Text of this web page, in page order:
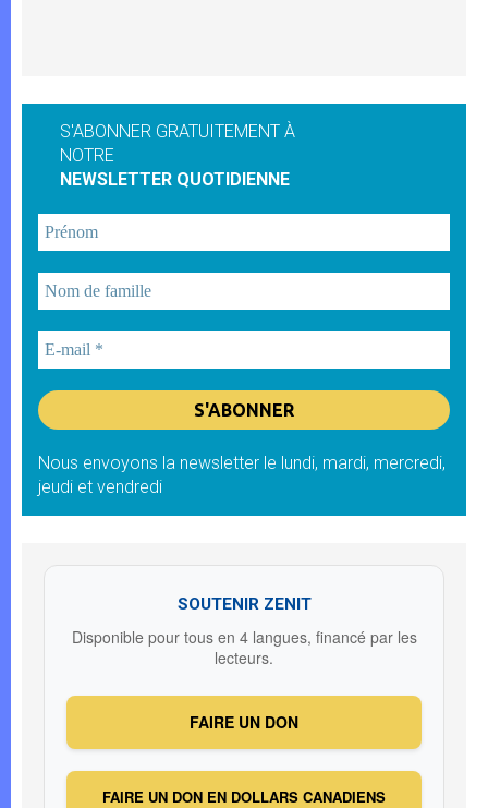
S'ABONNER GRATUITEMENT À
NOTRE
NEWSLETTER QUOTIDIENNE
Nous envoyons la newsletter le lundi, mardi, mercredi,
jeudi et vendredi
SOUTENIR ZENIT
Disponible pour tous en 4 langues, financé par les
lecteurs.
FAIRE UN DON
FAIRE UN DON EN DOLLARS CANADIENS